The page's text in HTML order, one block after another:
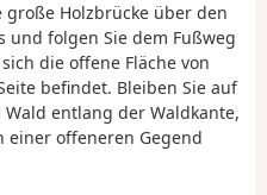
Holzbrücke über den
und folgen Sie dem Fußweg
die offene Fläche von
befindet. Bleiben Sie auf
entlang der Waldkante,
einer offeneren Gegend